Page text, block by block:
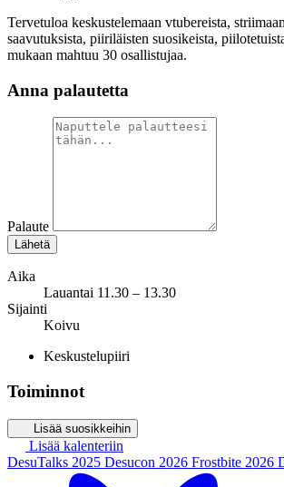
Tervetuloa keskustelemaan vtubereista,
saavutuksista, piiriläisten suosikeista,
mukaan mahtuu 30 osallistujaa.
Anna palautetta
Palaute
Lähetä
Aika
Lauantai 11.30 – 13.30
Sijainti
Koivu
Keskustelupiiri
Toiminnot
Lisää suosikkeihin
Lisää kalenteriin
DesuTalks 2025 Desucon 2026 Frostbite 2026